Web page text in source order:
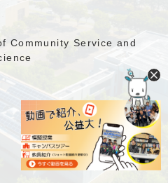
Community Service and